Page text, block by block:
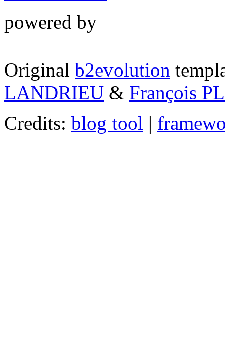
powered by
Original b2evolution
LANDRIEU & François
Credits: blog tool |